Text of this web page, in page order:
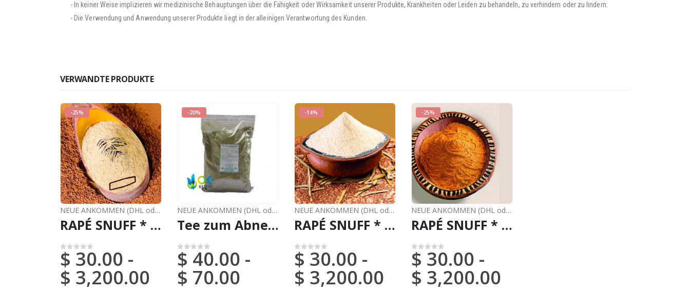
- In keiner Weise implizieren wir medizinische Behauptungen über die Fähigkeit oder Wirksamkeit unserer Produkte, Krankheiten oder Leiden zu behandeln, zu verhindern oder zu lindern.
- Die Verwendung und Anwendung unserer Produkte liegt in der alleinigen Verantwortung des Kunden.
VERWANDTE PRODUKTE
-25%
NEUE ANKOMMEN (DHL oder FedEx) ,RAPÉ
RAPÉ SNUFF * VEIA DE PAJE (FROM BRAZIL) / 5gr at 100gr / - 100 % hergestellt von Eingeborenen Amazonas-Stämmen
0von 5
$ 30.00 -
$ 3,200.00
-20%
NEUE ANKOMMEN (DHL oder FedEx) ,SUPERFOODS
Tee zum Abnehmen - Mischen (Amor Seco + Cascara Citricos + Retama) - Mächtiges Pulverr
0von 5
$ 40.00 -
$ 70.00
-14%
NEUE ANKOMMEN (DHL oder FedEx) ,RAPÉ
RAPÉ SNUFF * MORINGA (FROM BRAZIL) / 5gr at 100gr / - 100 % hergestellt von Eingeborenen Amazonas Stämmen
0von 5
$ 30.00 -
$ 3,200.00
-25%
NEUE ANKOMMEN (DHL oder FedEx)
RAPÉ SNUFF * PARICA MENTA (FROM BRAZIL) / 5gr at 100gr / - 100 % hergestellt von Eingeborenen Amazonas Stämmen
0von 5
$ 30.00 -
$ 3,200.00